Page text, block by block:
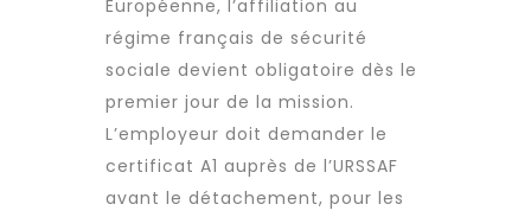
Européenne, l’affiliation au
régime français de sécurité
sociale devient obligatoire dès le
premier jour de la mission.
L’employeur doit demander le
certificat A1 auprès de l’URSSAF
avant le détachement, pour les